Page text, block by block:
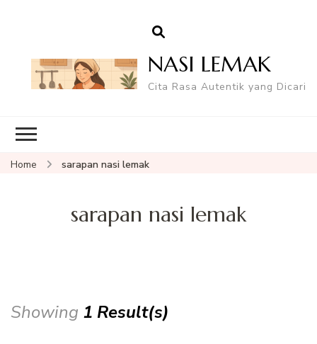
NASI LEMAK
Cita Rasa Autentik yang Dicari
Home sarapan nasi lemak
sarapan nasi lemak
Showing 1 Result(s)